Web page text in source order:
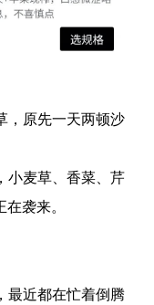
，原先一天两顿沙
小麦草、香菜、芹
袭来。
最近都在忙着倒腾